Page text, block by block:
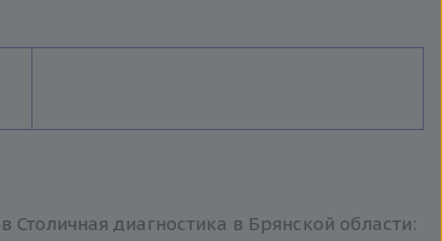
диагностика в Брянской области: